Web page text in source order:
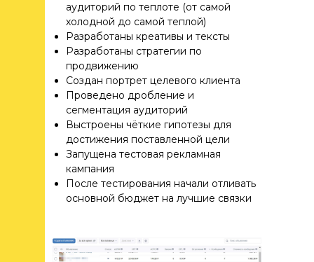
аудиторий по теплоте (от самой
холодной до самой теплой)
Разработаны креативы и тексты
Разработаны стратегии по
продвижению
Создан портрет целевого клиента
Проведено дробление и
сегментация аудиторий
Выстроены чёткие гипотезы для
достижения поставленной цели
Запущена тестовая рекламная
кампания
После тестирования начали отливать
основной бюджет на лучшие связки
Полезные статьи для бизнеса,
развлекательные посты про
нашу жизнь, кейсы и все
новости мира маркетинга
в одном месте.
Присоединяйтесь к нашему
телеграм-каналу и будьте
в курсе!
TELEGRAM